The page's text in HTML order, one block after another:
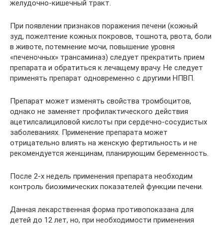
желудочно-кишечный тракт.
При появлении признаков поражения печени (кожный
зуд, пожелтение кожных покровов, тошнота, рвота, боли
в животе, потемнение мочи, повышение уровня
«печеночных» трансаминаз) следует прекратить прием
препарата и обратиться к лечащему врачу. Не следует
применять препарат одновременно с другими НПВП.
Препарат может изменять свойства тромбоцитов,
однако не заменяет профилактического действия
ацетилсалициловой кислоты при сердечно-сосудистых
заболеваниях. Применение препарата может
отрицательно влиять на женскую фертильность и не
рекомендуется женщинам, планирующим беременность.
После 2-х недель применения препарата необходим
контроль биохимических показателей функции печени.
Данная лекарственная форма противопоказана для
детей до 12 лет, но, при необходимости применения